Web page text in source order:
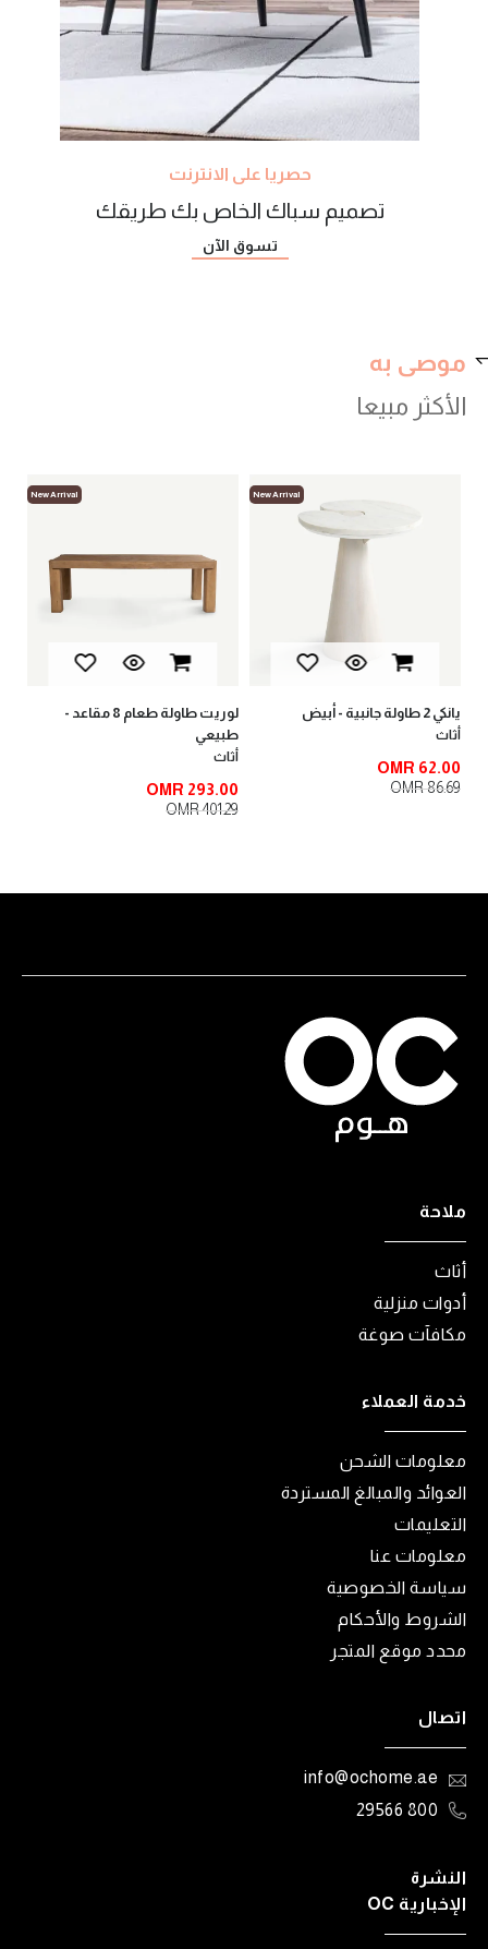
حصريا على الانترنت
تصميم سباك الخاص بك طريقك
تسوق الآن
موصى به
New Arrival
لوريت طاولة طعام 8 مقاعد -
طبيعي
OMR 293.00
New Arrival
لوبين طاولة طرفية كبيرة - طبيعي
أثاث
OMR 73.00
OMR 92.00
الأكثر مبيعا
ملاحة
أثاث
أدوات منزلية
مكافآت صوغة
خدمة العملاء
معلومات الشحن
العوائد والمبالغ المستردة
التعليمات
معلومات عنا
سياسة الخصوصية
الشروط والأحكام
محدد موقع المتجر
اتصال
info@ochome.ae
800 29566
النشرة
الإخبارية OC